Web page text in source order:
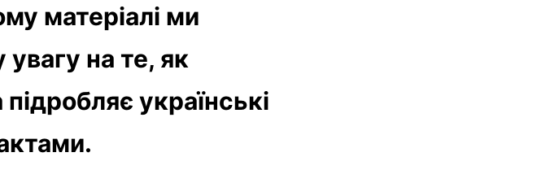
матеріалі ми
на те, як
українські